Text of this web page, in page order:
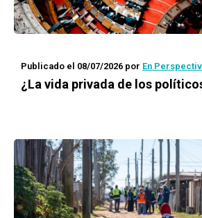
Publicado el 08/07/2026 por En
¿La vida privada de los